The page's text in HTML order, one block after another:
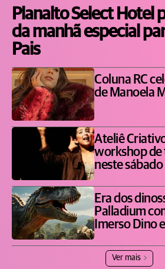
Planalto Select Hotel
da manhã especial
Pais
Coluna RC
de Manoela
Ateliê
workshop de
neste sábado
Era dos
Palladium
Imerso Dino
Ver mais